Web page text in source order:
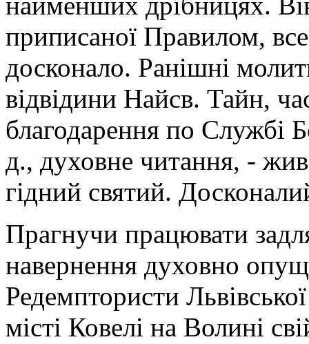
приписаної Правилом,
досконало. Ранішні
відвідини Найсв. Тайн,
благодарення по Службі
д., духовне читання, -
гідний святий.
Прагнучи працювати
навернення духовно
Редемптористи
місті Ковелі на Волині